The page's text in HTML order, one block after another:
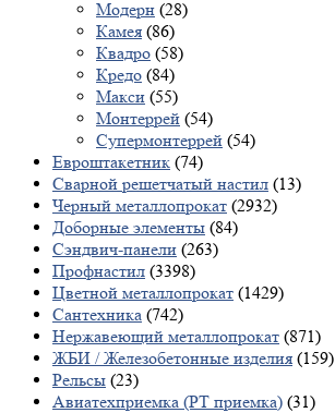
Модерн (28)
Камея (86)
Квадро (58)
Кредо (84)
Макси (55)
Монтеррей (54)
Супермонтеррей (54)
Евроштакетник (74)
Сварной решетчатый настил (13)
Черный металлопрокат (2932)
Доборные элементы (84)
Сэндвич-панели (263)
Профнастил (3398)
Цветной металлопрокат (1429)
Сантехника (742)
Нержавеющий металлопрокат (871)
ЖБИ / Железобетонные изделия (159)
Рельсы (23)
Авиатехприемка (РТ приемка) (31)